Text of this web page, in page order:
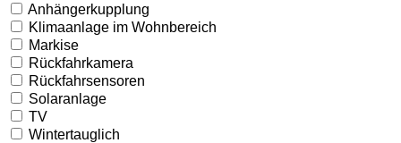
Anhängerkupplung
Klimaanlage im Wohnbereich
Markise
Rückfahrkamera
Rückfahrsensoren
Solaranlage
TV
Wintertauglich